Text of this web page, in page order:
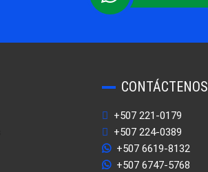
CONTÁCTENOS
+507 221-0179
+507 224-0389
+507 6619-8132
+507 6747-5768